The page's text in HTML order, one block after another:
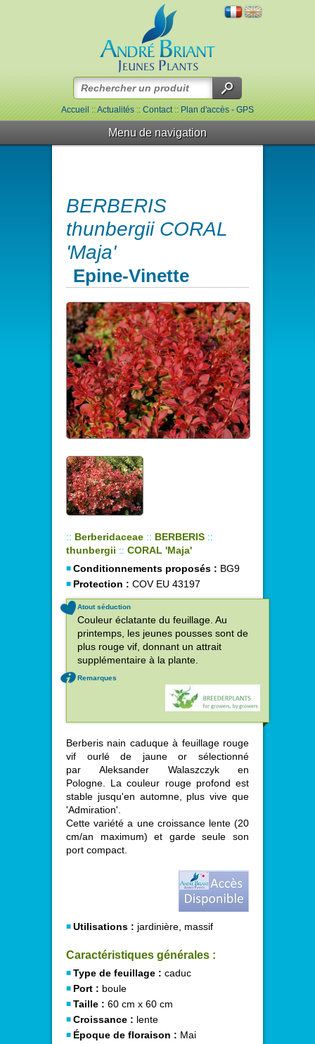
Accueil::Actualités::Contact::Plan d'accès - GPS
Menu de navigation
BERBERIS
thunbergii CORAL
'Maja'
Epine-Vinette
:: Berberidaceae :: BERBERIS ::
thunbergii :: CORAL 'Maja'
Conditionnements proposés : BG9
Protection : COV EU 43197
Atout séduction
Couleur éclatante du feuillage. Au
printemps, les jeunes pousses sont de
plus rouge vif, donnant un attrait
supplémentaire à la plante.
Remarques
Berberis nain caduque à feuillage rouge
vif ourlé de jaune or sélectionné
par Aleksander Walaszczyk en
Pologne. La couleur rouge profond est
stable jusqu'en automne, plus vive que
'Admiration'.
Cette variété a une croissance lente (20
cm/an maximum) et garde seule son
port compact.
Utilisations : jardinière, massif
Caractéristiques générales :
Type de feuillage : caduc
Port : boule
Taille : 60 cm x 60 cm
Croissance : lente
Époque de floraison : Mai